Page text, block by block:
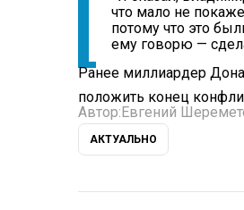
что мало не
потому что это
ему говорю —
Ранее миллиардер
положить конец
Автор: Евгений
АКТУАЛЬНО